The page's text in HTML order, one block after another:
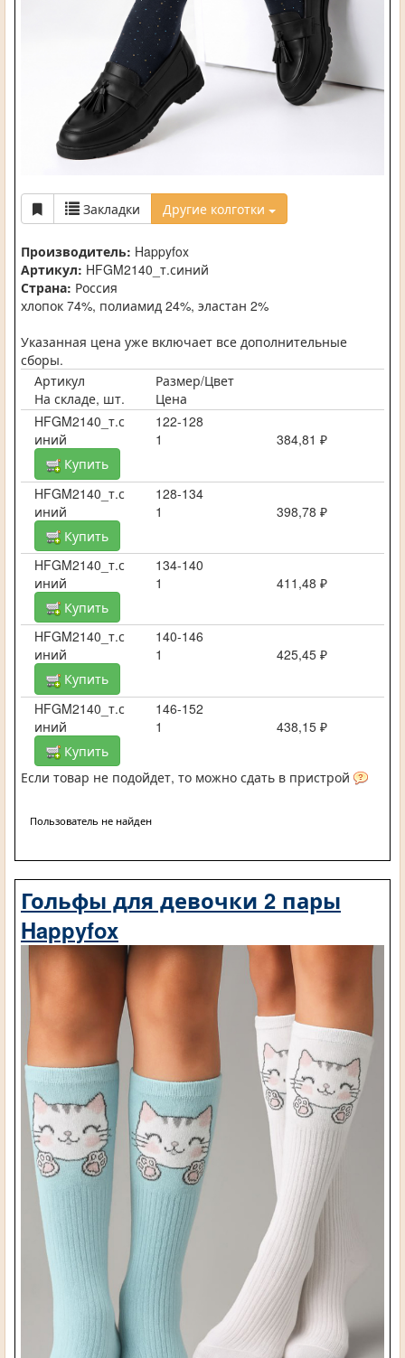
Закладки Другие колготки
Производитель: Happyfox
Артикул: HFGM2140_т.синий
Страна: Россия
хлопок 74%, полиамид 24%, эластан 2%
Указанная цена уже включает все дополнительные
сборы.
Артикул
Размер/Цвет
На складе, шт.
Цена
HFGM2140_т.с
иний
122-128
1
384,81 ₽
Купить
HFGM2140_т.с
иний
128-134
1
398,78 ₽
Купить
HFGM2140_т.с
иний
134-140
1
411,48 ₽
Купить
HFGM2140_т.с
иний
140-146
1
425,45 ₽
Купить
HFGM2140_т.с
иний
146-152
1
438,15 ₽
Купить
Если товар не подойдет, то можно сдать в пристрой
Пользователь не найден
Гольфы для девочки 2 пары
Happyfox